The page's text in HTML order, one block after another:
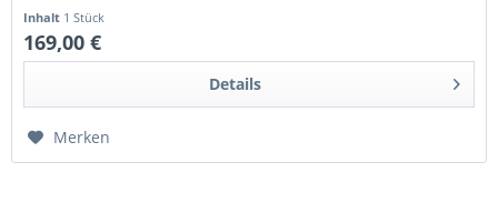
Inhalt 1 Stück
169,00 €
Details
Merken